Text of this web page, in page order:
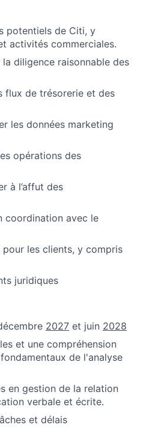
potentiels de Citi, y
activités commerciales.
diligence raisonnable des
flux de trésorerie et des
les données marketing
opérations des
à l’affut des
coordination avec le
les clients, y compris
juridiques
2027 et juin 2028
et une compréhension
de l'analyse
en gestion de la relation
verbale et écrite.
et délais